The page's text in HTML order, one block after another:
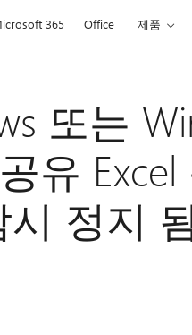
365 Office 제품
또는
유
시 정지